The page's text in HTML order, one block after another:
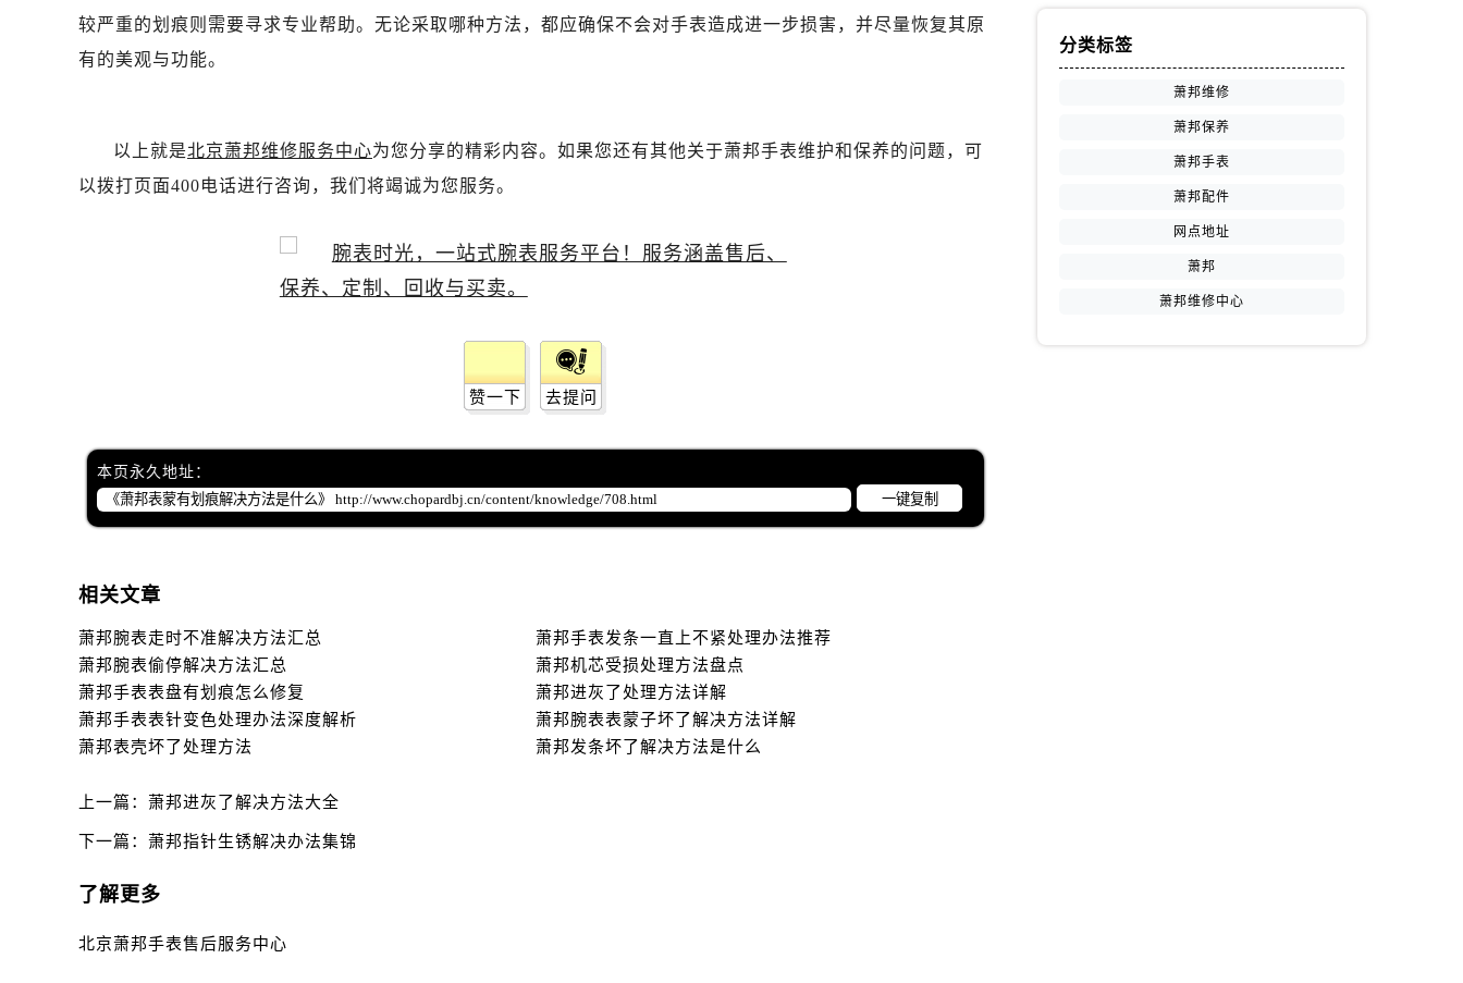
较严重的划痕则需要寻求专业帮助。无论采取哪种方法，都应确保不会对手表造成进一步损害，并尽量恢复其原
有的美观与功能。
以上就是北京萧邦维修服务中心为您分享的精彩内容。如果您还有其他关于萧邦手表维护和保养的问题，可
以拨打页面400电话进行咨询，我们将竭诚为您服务。
赞一下 去提问
本页永久地址：
一键复制
相关文章
萧邦腕表走时不准解决方法汇总
萧邦手表发条一直上不紧处理办法推荐
萧邦腕表偷停解决方法汇总
萧邦机芯受损处理方法盘点
萧邦手表表盘有划痕怎么修复
萧邦进灰了处理方法详解
萧邦手表表针变色处理办法深度解析
萧邦腕表表蒙子坏了解决方法详解
萧邦表壳坏了处理方法
萧邦发条坏了解决方法是什么
上一篇： 萧邦进灰了解决方法大全
下一篇： 萧邦指针生锈解决办法集锦
了解更多
北京萧邦手表售后服务中心
分类标签
萧邦维修
萧邦保养
萧邦手表
萧邦配件
网点地址
萧邦
萧邦维修中心